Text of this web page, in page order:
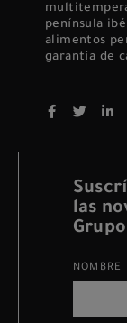
península
alimentos
garantía de
las
NOMBRE